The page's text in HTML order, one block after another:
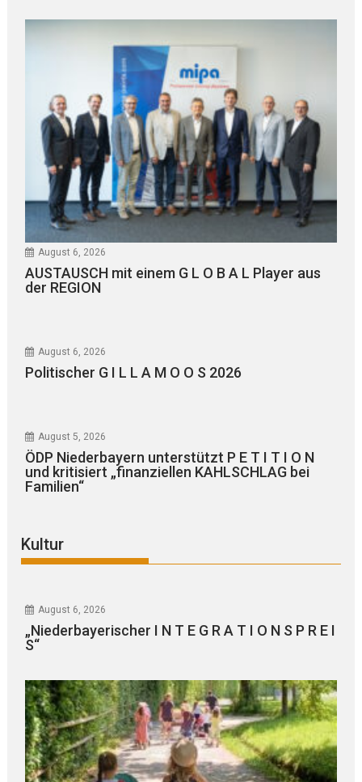
August 6, 2026
AUSTAUSCH mit einem G L O B A L Player aus
der REGION
August 6, 2026
Politischer G I L L A M O O S 2026
August 5, 2026
ÖDP Niederbayern unterstützt P E T I T I O N
und kritisiert „finanziellen KAHLSCHLAG bei
Familien“
Kultur
August 6, 2026
„Niederbayerischer I N T E G R A T I O N S P R E I
S“